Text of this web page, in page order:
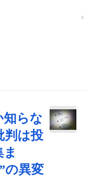
知らな
判は投
の異変